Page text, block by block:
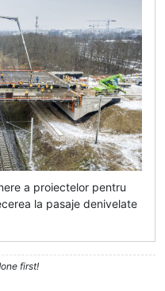
a proiectelor pentru
la pasaje denivelate
first!